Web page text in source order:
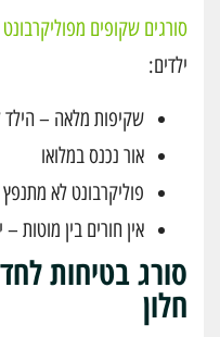
סורגים שקופים מפוליקרבונט
ילדים:
שקיפות מלאה – הילד
אור נכנס במלואו
פוליקרבונט לא
אין חורים בין מוטות
סורג בטיחות
חלון